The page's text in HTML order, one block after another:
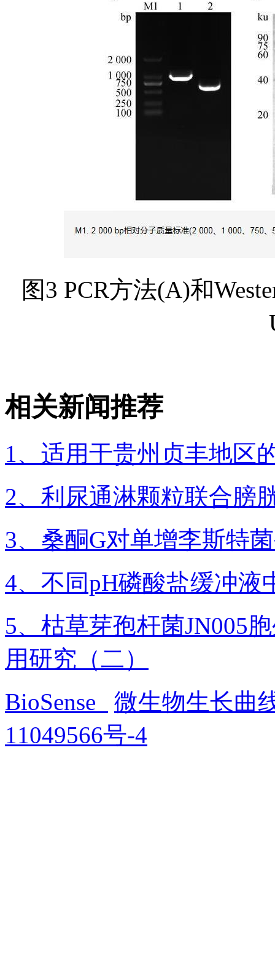
图3 PCR方法(A)和
相关新闻推荐
1、适用于贵州贞丰地区
2、利尿通淋颗粒联合膀
3、桑酮G对单增李斯特
4、不同pH磷酸盐缓冲液
5、枯草芽孢杆菌JN005
用研究（二）
BioSense
微生物生长曲
11049566号-4